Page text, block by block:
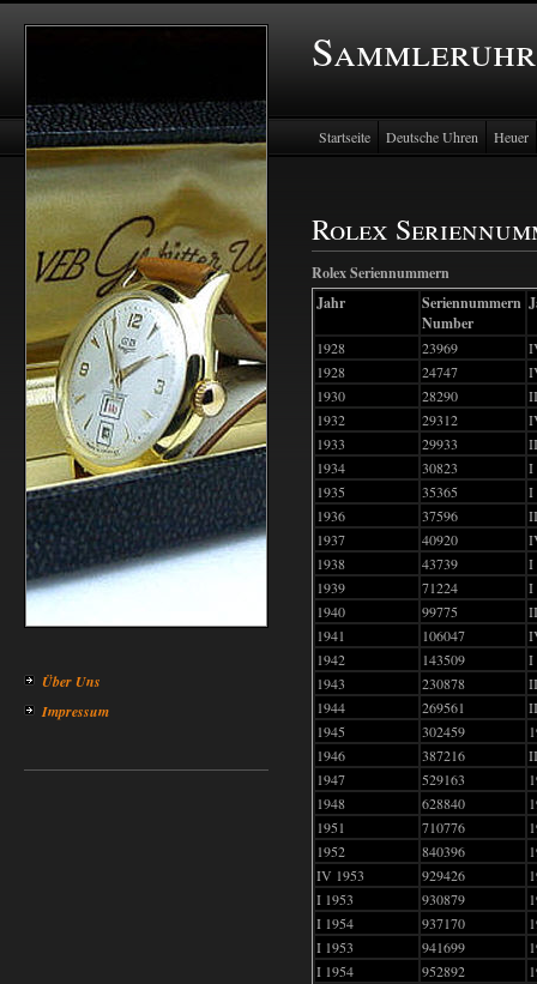
Über Uns
Impressum
Startseite Deutsche Uhren Heuer
Rolex
Rolex Seriennummern
Jahr
Seriennummern
Number
1928 23969
1928
24747
1930
28290
1932
29312
1933
29933
1934
30823
I
1935
35365
I
1936
37596
1937
40920
1938
43739
I
1939
71224
I
1940
99775
1941
106047
1942
143509
I
1943
230878
1944
269561
1945
302459
1946
387216
1947
529163
1948
628840
1951
710776
1952
840396
IV 1953
929426
I 1953
930879
I 1954
937170
I 1953
941699
I 1954
952892